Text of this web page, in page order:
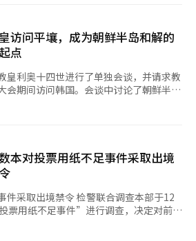
战略，军需工业也重新成为国家经济的核
的军事合作扩大，成为朝鲜防御工业现
交流和卫星技术合作的可能性也被提及。
御美国军事压力的非对称力量。 在这种
更加重要。韩国总统李在明最近强调了缓
段性和平路线图的必要性。他主张应同时
解和人道交流，以恢复对话。 尤其是
大。 然而，现实并不乐观。美国为了
国和日本的安全合作，而日本也在加速扩
击能力。相反，朝鲜、俄罗斯以及部分中
，东北亚正形成新的冷战格局。 有分
经形成了“韩·美·日对北·中·俄”的
洲北大西洋公约组织（NATO）的集体安
分出现。 但东北亚与欧洲不同。历史、
刻。中国与美国在对抗的同时，彼此仍
进行了交流。 三星集团的超企
分会在与公司谈判破裂后，于4月下旬进
，进行了
行拒绝加
物防护
态势 晋永胜联合参谋本部参谋长于16
令部，检查基于联合及联合作战的化学
的化学生物威胁的任务”，并指示：“要
关机构联动，建立全政府的应对能力，强
发展为民、官、军一体的应对平台。”
于联合性的区域性化学生物应对体系，并
构、国际组织、盟友及友国的交流合作，
力。 英国针对俄罗斯发布
子舰队’和金融网络 英国政府为切断
们被指控利用所谓的“心理战”手段，诱
保宣告戒严的理由和正当性，指示在
壤渗透无人机。此外，他们还被控滥用
前部长与前无人机作战司令金勇大共谋，
产为训练中损失，并指示无人机部队的军
、伪造公文及教唆伪造公文等罪名。首尔
李正燿法官）于12日对尹前总统和金前
前司令判处15年监禁，对金前司令判处3
赵恩锡）要求的25年刑期更重。法庭指
后不久，通过诺尚元准备宣告戒严时情
执行作战以制造戒严局势，试图引发朝鲜
对被告的意图产生怀疑，反对或消极应对
繁地执行，导致与朝鲜的武力冲突的可能
人工智能（AI）系统翻译与编辑。
访问平壤，成为朝鲜半岛和解的
点
皇利奥十四世进行了单独会谈，并请求教
会期间访问韩国。会谈中讨论了朝鲜半岛
案，备受关注的教皇访朝问题也自然被提
韩国社会和国际社会传递重要信息。尤其
会将是全球青年汇聚的大型国际活动。
活力的机会，也是向世界青年传递希望与
关注的是教皇访朝的可能性。李总统去年
提及教皇访问朝鲜的可能性。这次他以
阐述了国民对朝鲜半岛和平的期望和政府
示认同，并对促进朝鲜半岛和平的角色表
不仅仅是一次宗教活动，它可能成为缓
本对投票用纸不足事件采取出境
令 检警联合调查本部于12
票用纸不足事件”进行调查，决定对前中
悦和前秘书长许哲勋实施出境禁令。